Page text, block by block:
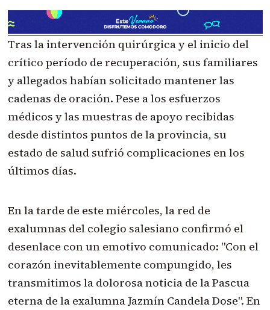
Tras la intervención quirúrgica y el inicio del
crítico período de recuperación, sus familiares
y allegados habían solicitado mantener las
cadenas de oración. Pese a los esfuerzos
médicos y las muestras de apoyo recibidas
desde distintos puntos de la provincia, su
estado de salud sufrió complicaciones en los
últimos días.
En la tarde de este miércoles, la red de
exalumnas del colegio salesiano confirmó el
desenlace con un emotivo comunicado: "Con el
corazón inevitablemente compungido, les
transmitimos la dolorosa noticia de la Pascua
eterna de la exalumna Jazmín Candela Dose". En